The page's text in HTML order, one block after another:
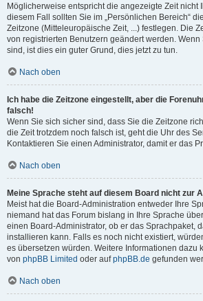
Möglicherweise entspricht die angezeigte Zeit nicht
diesem Fall sollten Sie im „Persönlichen Bereich“
Zeitzone (Mitteleuropäische Zeit, ...) festlegen. Die
von registrierten Benutzern geändert werden.
sind, ist dies ein guter Grund, dies jetzt zu tun.
Nach oben
Ich habe die Zeitzone eingestellt, aber die
falsch!
Wenn Sie sich sicher sind, dass Sie die Zeitzone
die Zeit trotzdem noch falsch ist, geht die Uhr des
Kontaktieren Sie einen Administrator, damit er das
Nach oben
Meine Sprache steht auf diesem Board nicht zur
Meist hat die Board-Administration entweder Ihre
niemand hat das Forum bislang in Ihre Sprache
einen Board-Administrator, ob er das Sprachpaket,
installieren kann. Falls es noch nicht existiert,
es übersetzen würden. Weitere Informationen dazu
von phpBB Limited oder aufphpBB.de gefunden
Nach oben